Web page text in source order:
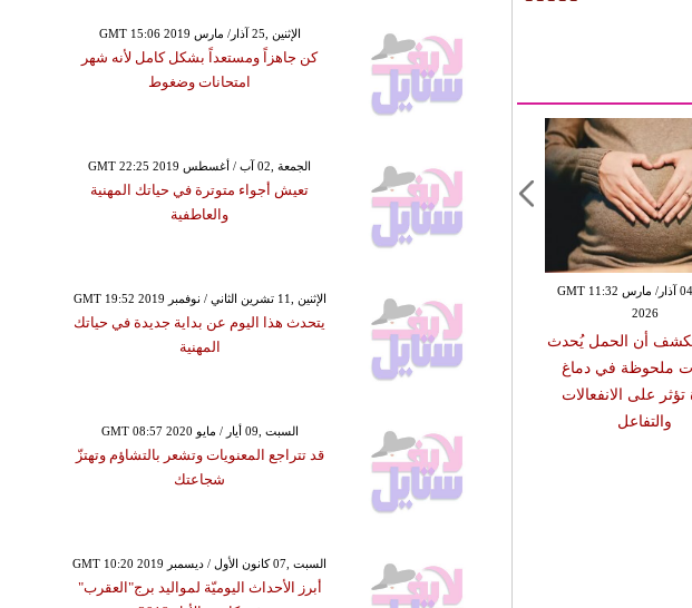
الأربعاء ,04 آذار/ مارس GMT 11:32
2026
أن الحمل يُحدث
ملحوظة في دماغ
تؤثر على الانفعالات
والتفاعل
GMT 15:06 2019 الإثنين ,25 آذار/ مارس
كن جاهزاً ومستعداً بشكل كامل لأنه شهر
امتحانات وضغوط
GMT 22:25 2019 الجمعة ,02 آب / أغسطس
تعيش أجواء متوترة في حياتك المهنية
والعاطفية
GMT 19:52 2019 الإثنين ,11 تشرين الثاني / نوفمبر
يتحدث هذا اليوم عن بداية جديدة في حياتك
المهنية
GMT 08:57 2020 السبت ,09 أيار / مايو
قد تتراجع المعنويات وتشعر بالتشاؤم وتهتزّ
شجاعتك
GMT 10:20 2019 السبت ,07 كانون الأول / ديسمبر
أبرز الأحداث اليوميّة لمواليد برج"العقرب"